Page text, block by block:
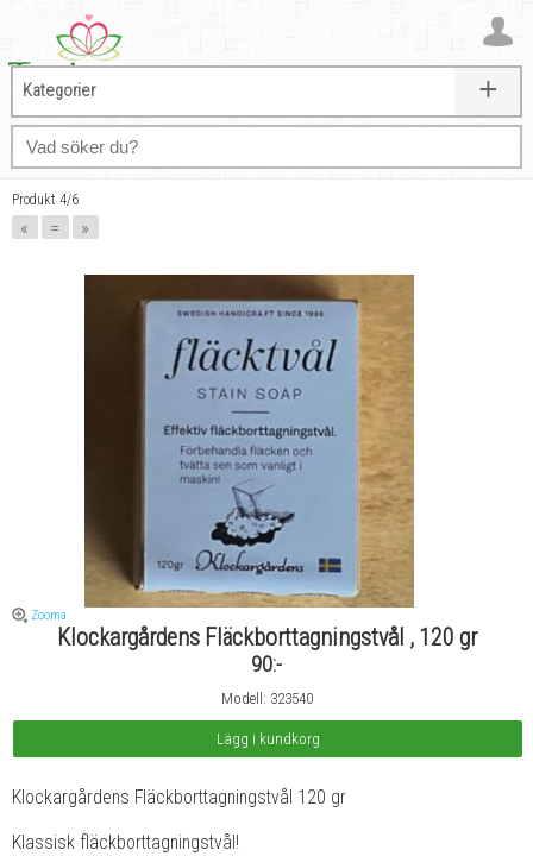
+
Kategorier
Produkt 4/6
« = »
Zooma
Klockargårdens Fläckborttagningstvål , 120 gr
90:-
Modell: 323540
Klockargårdens Fläckborttagningstvål 120 gr
Klassisk fläckborttagningstvål!